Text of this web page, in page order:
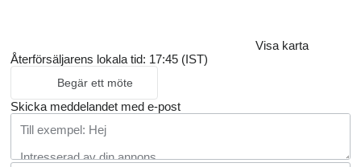
Visa karta
Återförsäljarens lokala tid: 17:45 (IST)
Begär ett möte
Skicka meddelandet med e-post